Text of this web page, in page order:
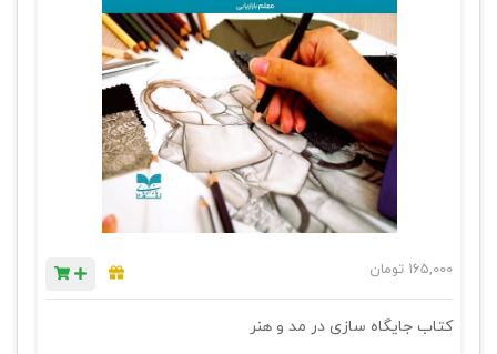
165,000 تومان
کتاب جایگاه سازی در مد و هنر